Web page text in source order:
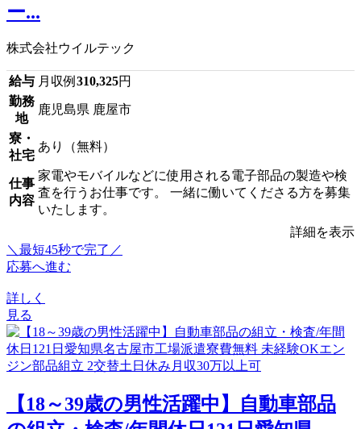
ー...
株式会社ウイルテック
給与 月収例 310,325円
勤務
地
鹿児島県 鹿屋市
寮・
社宅
あり（無料）
仕事
内容
家電やモバイルなどに使用される電子部品の製造や検
査を行うお仕事です。 一緒に働いてくださる方を募集
いたします。
詳細を表示
＼最短45秒で完了／
応募へ進む
詳しく
見る
【18～39歳の男性活躍中】自動車部品